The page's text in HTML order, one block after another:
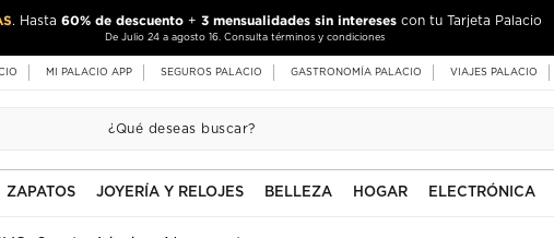
. Hasta 60% de descuento + 3 mensualidades sin intereses con tu Tarjeta Palacio
De Julio 24 a agosto 16. Consulta términos y condiciones
MI PALACIO APP SEGUROS PALACIO GASTRONOMÍA PALACIO VIAJES PALACIO
ZAPATOS JOYERÍA Y RELOJES BELLEZA HOGAR ELECTRÓNICA